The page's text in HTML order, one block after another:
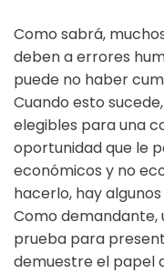
Como sabrá,
deben a errores
puede no haber
Cuando esto
elegibles para una
oportunidad que le
económicos y no
hacerlo, hay
Como demandante,
prueba para
demuestre el papel